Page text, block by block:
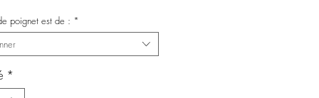
rondelles de nacre colorée et
filled 6mm
votre tour de poignet à
poignet est de : *
*